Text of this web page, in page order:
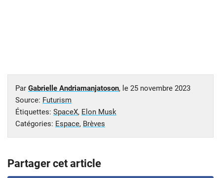
Par Gabrielle Andriamanjatoson, le 25 novembre 2023
Source: Futurism
Étiquettes: SpaceX, Elon Musk
Catégories: Espace, Brèves
Partager cet article